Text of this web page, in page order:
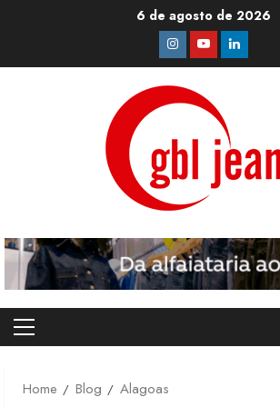
6 de agosto de 2026
Instagram
YoutubeLinkedin
Primary
Home
Blog Alagoas